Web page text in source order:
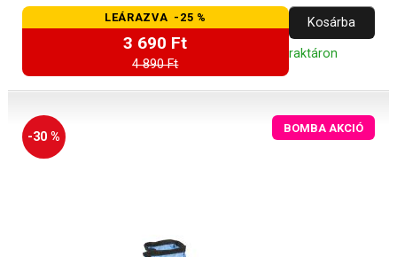
LEÁRAZVA -25 %
3 690 Ft
4 890 Ft
Kosárba
raktáron
-30 %
BOMBA AKCIÓ